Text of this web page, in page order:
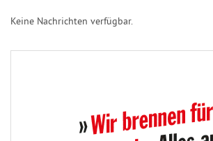
Keine Nachrichten verfügbar.